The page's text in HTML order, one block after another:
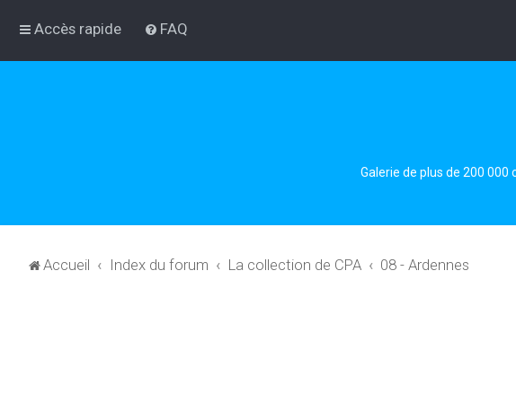
Accès rapide FAQ
Galerie de plus de 200
Accueil Index du forum La collection de CPA 08 - Ardennes